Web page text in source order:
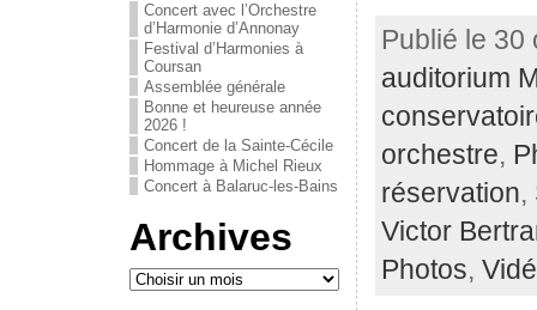
Concert avec l’Orchestre
d’Harmonie d’Annonay
Festival d’Harmonies à
Coursan
Assemblée générale
Bonne et heureuse année
2026 !
Concert de la Sainte-Cécile
Hommage à Michel Rieux
Concert à Balaruc-les-Bains
Archives
Publié le
auditorium
orchestre,
réservation,
Victor
Photos,